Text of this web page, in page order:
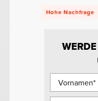
Hohe Nachfrage